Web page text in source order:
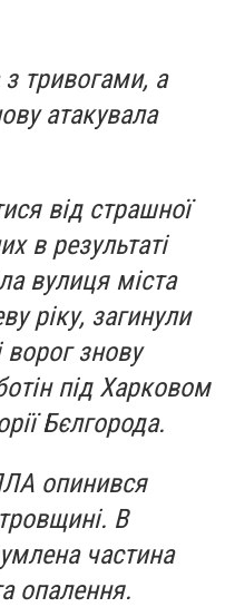
тривогами, а
атакувала
від страшної
в результаті
вулиця міста
ріку, загинули
знову
під Харковом
Бєлгорода.
опинився
В
частина
опалення.